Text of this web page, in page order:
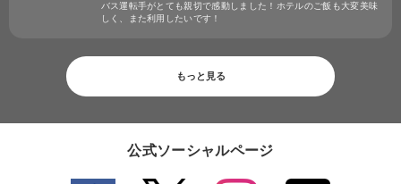
バス運転手がとても親切で感動しました！ホテルのご飯も大変美味
しく、また利用したいです！
もっと見る
公式ソーシャルページ